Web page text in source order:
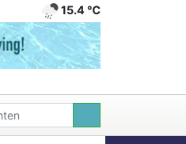
15.4 ℃